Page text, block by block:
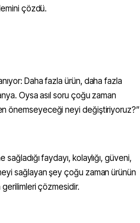
çözdü.
Daha fazla ürün, daha fazla
Oysa asıl soru çoğu zaman
önemseyeceği neyi değiştiriyoruz?”
faydayı, kolaylığı, güveni,
sağlayan şey çoğu zaman ürünün
çözmesidir.